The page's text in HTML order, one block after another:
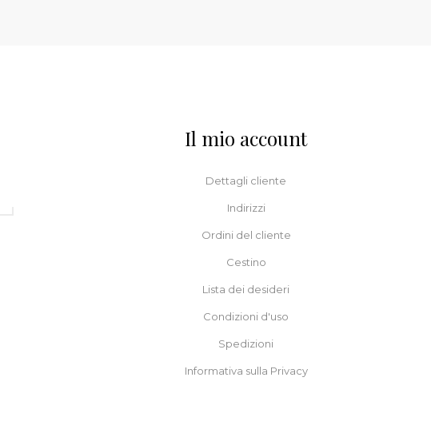
Il mio account
Dettagli cliente
Indirizzi
Ordini del cliente
Cestino
Lista dei desideri
Condizioni d'uso
Spedizioni
Informativa sulla Privacy